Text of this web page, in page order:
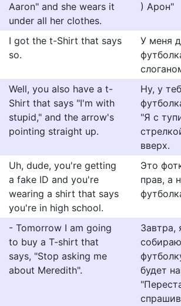
Aaron" and she wears it
under all her clothes.
) Арон"
I got the t-Shirt that says
so.
У меня
Well, you also have a t-
Shirt that says "I'm with
stupid," and the arrow's
pointing straight up.
Ну, у
"Я с
вверх.
Uh, dude, you're getting
a fake ID and you're
wearing a shirt that says
you're in high school.
Это
прав, а
- Tomorrow I am going
to buy a T-shirt that
says, "Stop asking me
about Meredith".
Завтра,
будет